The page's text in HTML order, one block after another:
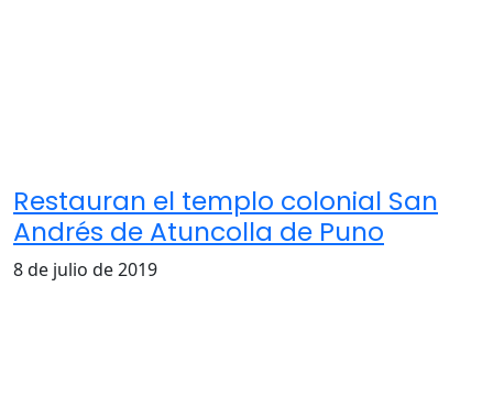
Restauran el templo colonial San
Andrés de Atuncolla de Puno
8 de julio de 2019